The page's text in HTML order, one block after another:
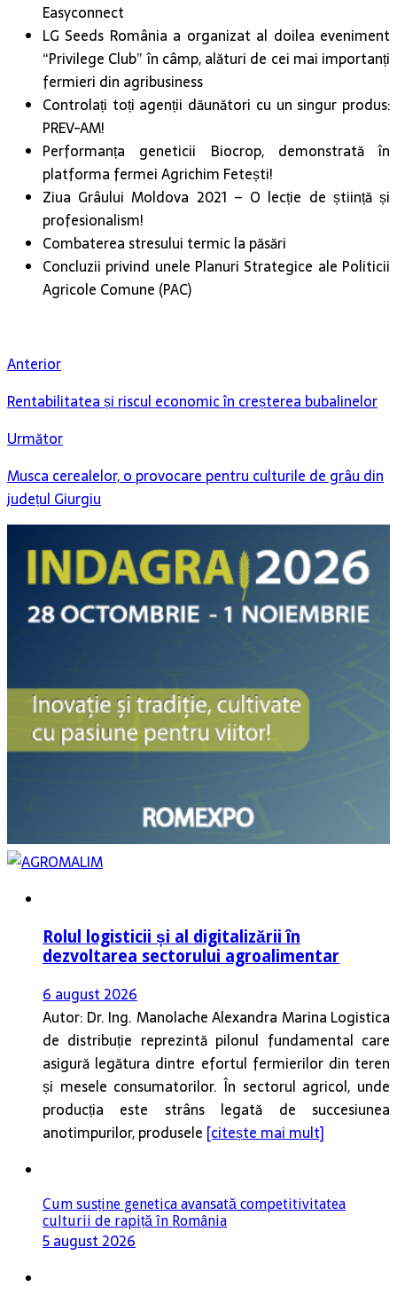
Easyconnect
LG Seeds România a organizat al doilea eveniment
“Privilege Club” în câmp, alături de cei mai importanți
fermieri din agribusiness
Controlați toți agenții dăunători cu un singur produs:
PREV-AM!
Performanța geneticii Biocrop, demonstrată în
platforma fermei Agrichim Fetești!
Ziua Grâului Moldova 2021 – O lecție de știință și
profesionalism!
Combaterea stresului termic la păsări
Concluzii privind unele Planuri Strategice ale Politicii
Agricole Comune (PAC)
Anterior
Rentabilitatea și riscul economic în creșterea bubalinelor
Următor
Musca cerealelor, o provocare pentru culturile de grâu din
județul Giurgiu
Rolul logisticii și al digitalizării în
dezvoltarea sectorului agroalimentar
6 august 2026
Autor: Dr. Ing. Manolache Alexandra Marina Logistica
de distribuție reprezintă pilonul fundamental care
asigură legătura dintre efortul fermierilor din teren
și mesele consumatorilor. În sectorul agricol, unde
producția este strâns legată de succesiunea
anotimpurilor, produsele [citește mai mult]
Cum susține genetica avansată competitivitatea
culturii de rapiță în România
5 august 2026